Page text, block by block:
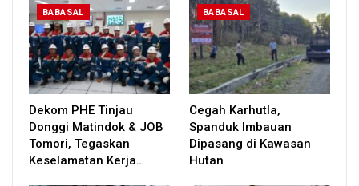
BABASAL
Dekom PHE Tinjau
Donggi Matindok & JOB
Tomori, Tegaskan
Keselamatan Kerja…
BABASAL
Cegah Karhutla,
Spanduk Imbauan
Dipasang di Kawasan
Hutan